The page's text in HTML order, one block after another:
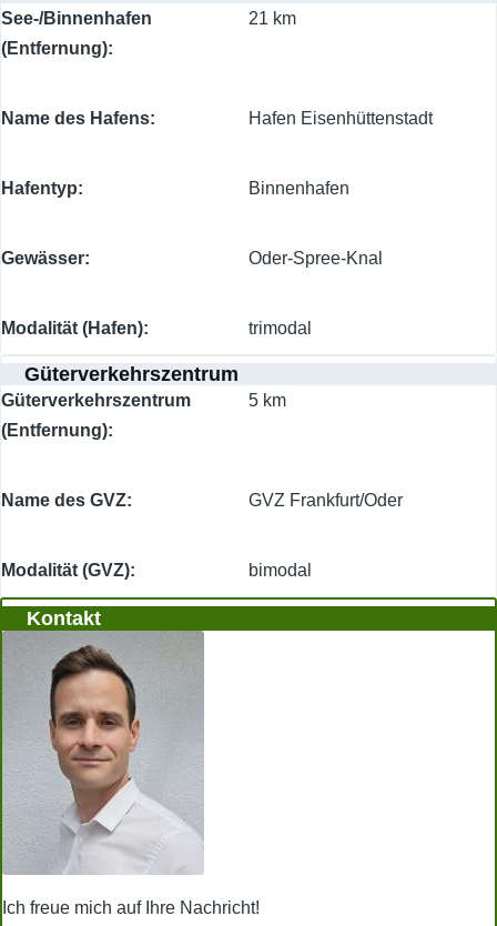
See-/Binnenhafen
(Entfernung)
21 km
Name des Hafens Hafen Eisenhüttenstadt
Hafentyp Binnenhafen
Gewässer Oder-Spree-Knal
Modalität (Hafen) trimodal
Güterverkehrszentrum
Güterverkehrszentrum
(Entfernung)
5 km
Name des GVZ GVZ Frankfurt/Oder
Modalität (GVZ) bimodal
Kontakt
Ich freue mich auf Ihre Nachricht!